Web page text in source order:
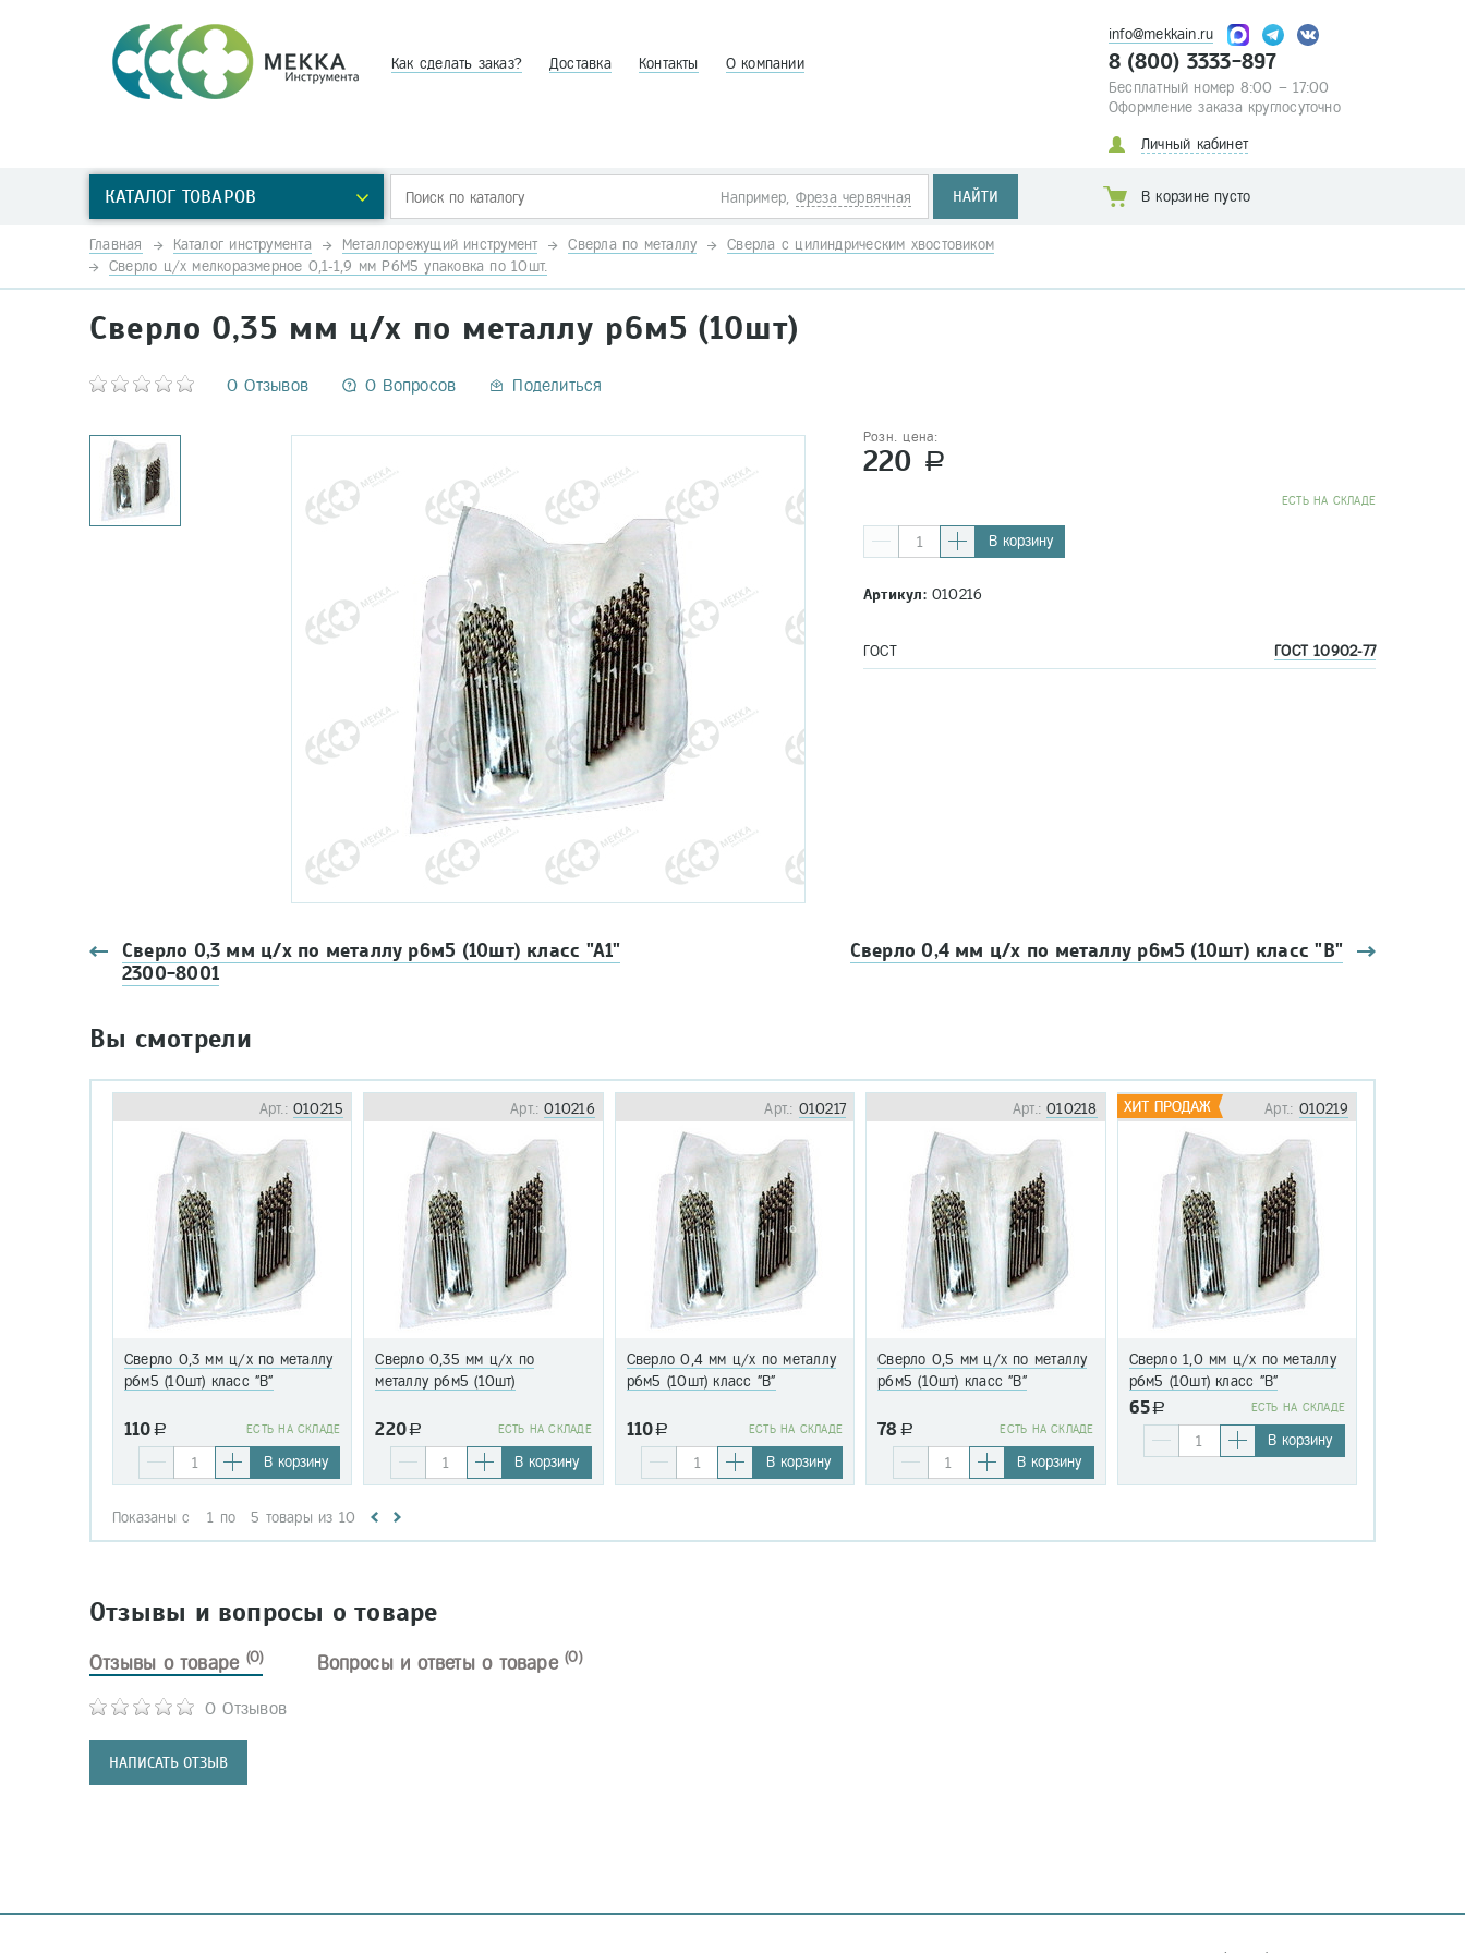
Как сделать заказ? Доставка Контакты О компании
info@mekkain.ru
8 (800) 3333-897
Бесплатный номер 8:00 – 17:00
Оформление заказа круглосуточно
Личный кабинет
КАТАЛОГ ТОВАРОВ Например, Фреза червячная НАЙТИ В корзине пусто
Главная Каталог инструмента Металлорежущий инструмент Сверла по металлу
Сверла с цилиндрическим хвостовиком
Сверло ц/х мелкоразмерное 0,1-1,9 мм Р6М5 упаковка по 10шт.
Сверло 0,35 мм ц/х по металлу р6м5 (10шт)
0 Отзывов 0 Вопросов Поделиться
Розн. цена:
220 a
EСТЬ НА СКЛАДЕ
В корзину
Артикул:010216
ГОСТ ГОСТ 10902-77
Сверло 0,3 мм ц/х по металлу р6м5 (10шт) класс "А1"
2300-8001
Сверло 0,4 мм ц/х по металлу р6м5 (10шт) класс "В"
Вы смотрели
Арт.:010215
Сверло 0,3 мм ц/х по металлу
р6м5 (10шт) класс "В"
110 a EСТЬ НА СКЛАДЕ
В корзину
Арт.:010216
Сверло 0,35 мм ц/х по
металлу р6м5 (10шт)
220a EСТЬ НА СКЛАДЕ
В корзину
Арт.: 010217
Сверло 0,4 мм ц/х по металлу
р6м5 (10шт) класс "В"
110a EСТЬ НА СКЛАДЕ
В корзину
Арт.:010218
Сверло 0,5 мм ц/х по металлу
р6м5 (10шт) класс "В"
78 a EСТЬ НА СКЛАДЕ
В корзину
Арт.: 010219
Сверло 1,0 мм ц/х по металлу
р6м5 (10шт) класс "В"
65a EСТЬ НА СКЛАДЕ
В корзину
Показаны с 1 по 5 товары из 10
Отзывы и вопросы о товаре
Отзывы о товаре (0)
0 Отзывов
НАПИСАТЬ ОТЗЫВ
Вопросы и ответы о товаре(0)